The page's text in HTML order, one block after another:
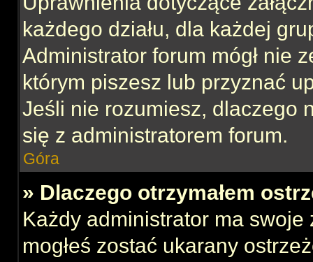
każdego działu, dla każdej
Administrator forum mógł nie
którym piszesz lub przyznać
Jeśli nie rozumiesz, dlaczego
się z administratorem forum.
Góra
» Dlaczego otrzymałem
Każdy administrator ma swoje
mogłeś zostać ukarany